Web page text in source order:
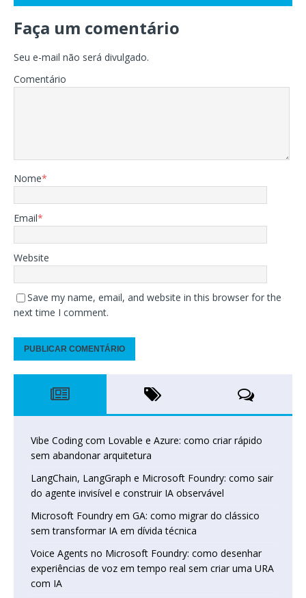
Faça um comentário
Seu e-mail não será divulgado.
Comentário
Nome*
Email*
Website
Save my name, email, and website in this browser for the
next time I comment.
Vibe Coding com Lovable e Azure: como criar rápido
sem abandonar arquitetura
LangChain, LangGraph e Microsoft Foundry: como sair
do agente invisível e construir IA observável
Microsoft Foundry em GA: como migrar do clássico
sem transformar IA em dívida técnica
Voice Agents no Microsoft Foundry: como desenhar
experiências de voz em tempo real sem criar uma URA
com IA